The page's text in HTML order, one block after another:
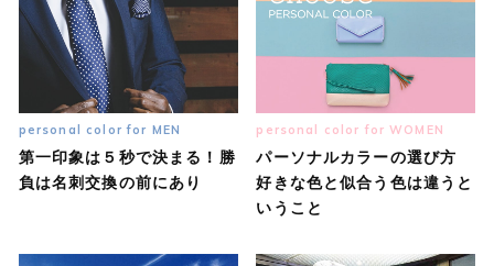
personal color for MEN
第一印象は５秒で決まる！勝
負は名刺交換の前にあり
personal color for WOMEN
パーソナルカラーの選び方
好きな色と似合う色は違うと
いうこと